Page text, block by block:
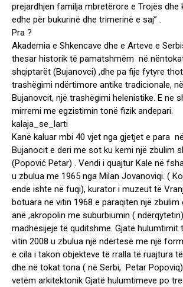
prejardhjen familja mbretërore e Trojës dhe
edhe për bukurinë dhe trimerinë e saj” .
Pra ?
Akademia e Shkencave dhe e Arteve e
thesar historik të pamatshmëm në
shqiptarët (Bujanovci) ,dhe pa fije fytyre
trashëgimi ndërtimore antike tradicionale,
Bujanovcit, një trashëgimi helenistike. E ne
mirremi me egzistimin tonë fizik andepari.
kalaja_se_larti
Kanë kaluar mbi 40 vjet nga gjetjet e para
Bujanocit e deri me sot ku kemi një zbulim
(Popović Petar) . Vendi i quajtur Kale në
u zbulua me 1965 nga Milan Jovanoviqi. (
ende ishte në fuqi), kurator i muzeut të
botuara ne vitin 1968 e paraqiten një zbulim
anë ,akropolin me suburbiumin (
madhësijeje të quditshme. Gjatë hulumtimit
vitin 2008 u zbulua një ndërtesë me një
e cila i takon objekteve të rralla të ruajtura
dhe në tokat tona ( në Serbi, Petar
vetëm arkitektonik Gjatë hulumtimeve po